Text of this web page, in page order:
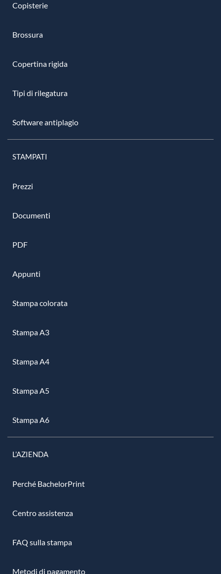
Copisterie
Brossura
Copertina rigida
Tipi di rilegatura
Software antiplagio
STAMPATI
Prezzi
Documenti
PDF
Appunti
Stampa colorata
Stampa A3
Stampa A4
Stampa A5
Stampa A6
L’AZIENDA
Perché BachelorPrint
Centro assistenza
FAQ sulla stampa
Metodi di pagamento